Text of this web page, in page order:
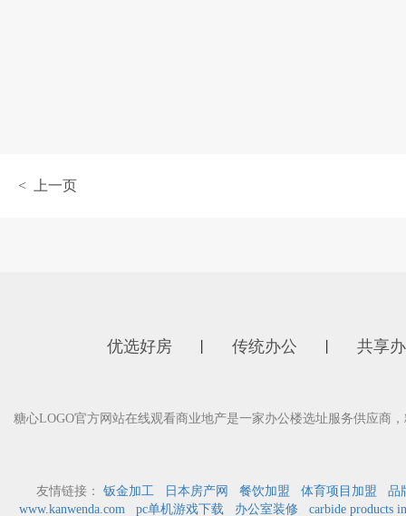
< 上一页
优选好房 传统办公 共享
糖心LOGO官方网站在线观看商业地产是一家办公楼选址服务供应商
友情链接： 钣金加工 日本房产网 餐饮加盟 体育项目加盟
品
www.kanwenda.com
pc单机游戏下载 办公室装修 carbide products